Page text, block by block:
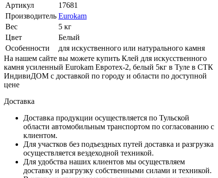
Артикул
17681
Производитель Eurokam
Вес
5 кг
Цвет
Белый
Особенности
для искуственного или натурального камня
На нашем сайте вы можете купить Клей для искусственного
камня усиленный Eurokam Евротех-2, белый 5кг в Туле в СТК
ИндивиДОМ с доставкой по городу и области по доступной
цене
Доставка
Доставка продукции осуществляется по Тульской
области автомобильным транспортом по согласованию с
клиентом.
Для участков без подъездных путей доставка и разгрузка
осуществляется вездеходной техникой.
Для удобства наших клиентов мы осуществляем
доставку и разгрузку собственными силами и техникой.